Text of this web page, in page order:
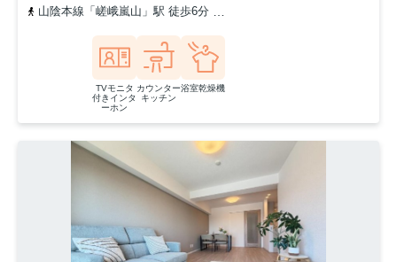
山陰本線「嵯峨嵐山」駅 徒歩6分
TVモニタ
付きインタ
ーホン
カウンター
キッチン
浴室乾燥機